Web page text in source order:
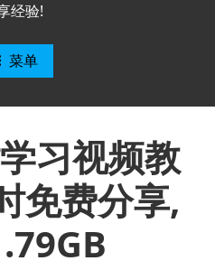
经验!
菜单
习视频教
免费分享,